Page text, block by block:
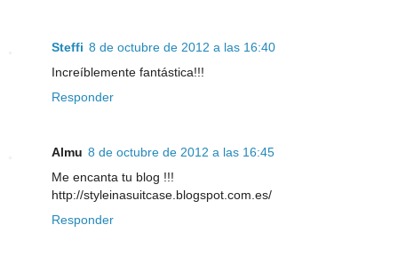
Steffi 8 de octubre de 2012 a las 16:40
Increíblemente fantástica!!!
Responder
Almu 8 de octubre de 2012 a las 16:45
Me encanta tu blog !!!
http://styleinasuitcase.blogspot.com.es/
Responder